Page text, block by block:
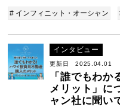
# インフィニット・オーシャン
インタビュー
更新日 2025.04.01
「誰でもわ
メリット」に
ャン社に聞い